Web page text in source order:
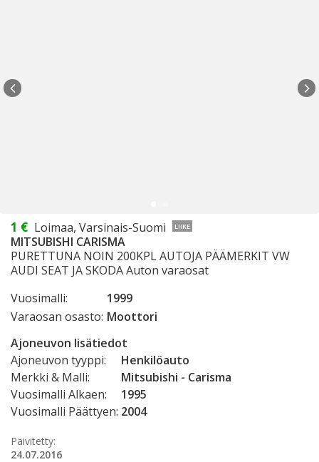
1 € Loimaa, Varsinais-Suomi LIIKE
MITSUBISHI CARISMA
PURETTUNA NOIN 200KPL AUTOJA PÄÄMERKIT VW
AUDI SEAT JA SKODA Auton varaosat
Vuosimalli:
1999
Varaosan osasto: Moottori
Ajoneuvon lisätiedot
Ajoneuvon tyyppi:
Henkilöauto
Merkki & Malli:
Mitsubishi - Carisma
Vuosimalli Alkaen:
1995
Vuosimalli Päättyen: 2004
Päivitetty:
24.07.2016